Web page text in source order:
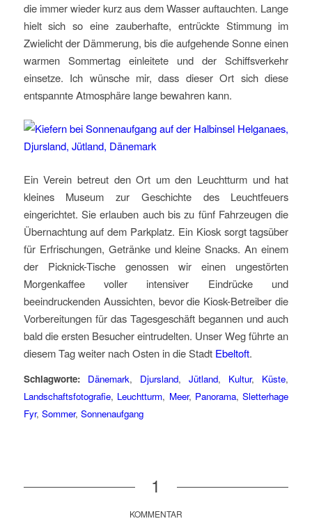
die immer wieder kurz aus dem Wasser auftauchten. Lange
hielt sich so eine zauberhafte, entrückte Stimmung im
Zwielicht der Dämmerung, bis die aufgehende Sonne einen
warmen Sommertag einleitete und der Schiffsverkehr
einsetze. Ich wünsche mir, dass dieser Ort sich diese
entspannte Atmosphäre lange bewahren kann.
Ein Verein betreut den Ort um den Leuchtturm und hat
kleines Museum zur Geschichte des Leuchtfeuers
eingerichtet. Sie erlauben auch bis zu fünf Fahrzeugen die
Übernachtung auf dem Parkplatz. Ein Kiosk sorgt tagsüber
für Erfrischungen, Getränke und kleine Snacks. An einem
der Picknick-Tische genossen wir einen ungestörten
Morgenkaffee voller intensiver Eindrücke und
beeindruckenden Aussichten, bevor die Kiosk-Betreiber die
Vorbereitungen für das Tagesgeschäft begannen und auch
bald die ersten Besucher eintrudelten. Unser Weg führte an
diesem Tag weiter nach Osten in die Stadt Ebeltoft.
Schlagworte: Dänemark, Djursland,Jütland, Kultur, Küste,
Landschaftsfotografie, Leuchtturm, Meer, Panorama,Sletterhage
Fyr, Sommer, Sonnenaufgang
1
KOMMENTAR